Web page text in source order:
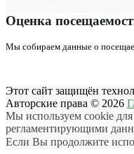
Оценка
Мы собираем данные о
Этот сайт защищён
Авторские права © 2026
Мы используем cookie для
регламентирующими
Если Вы продолжите